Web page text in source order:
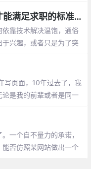
自学web前端达到什么水平，才能满足求职的标准？
靠技术解决温饱，通俗
兴趣，或者只是为了突
结果时
写页面，10年过去了，我
是我的前辈或者是同一
一个自不量力的承诺，
否仿照某网站做出一个